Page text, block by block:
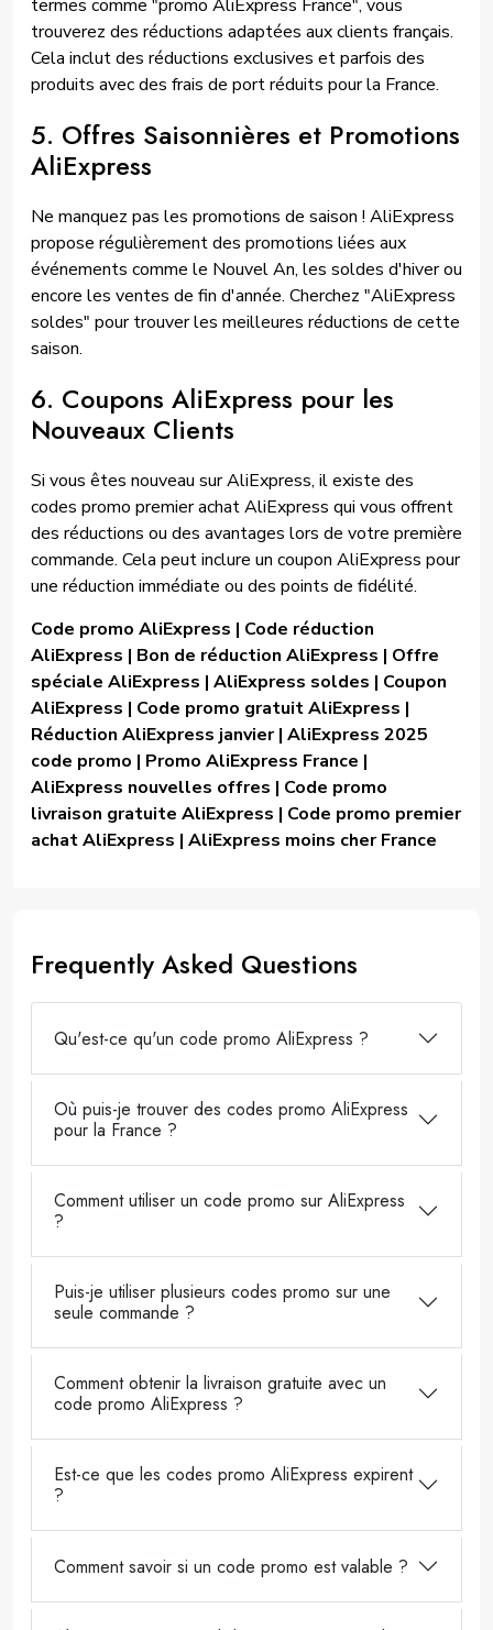
termes comme "promo AliExpress France", vous
trouverez des réductions adaptées aux clients français.
Cela inclut des réductions exclusives et parfois des
produits avec des frais de port réduits pour la France.
5. Offres Saisonnières et Promotions
AliExpress
Ne manquez pas les promotions de saison ! AliExpress
propose régulièrement des promotions liées aux
événements comme le Nouvel An, les soldes d'hiver ou
encore les ventes de fin d'année. Cherchez "AliExpress
soldes" pour trouver les meilleures réductions de cette
saison.
6. Coupons AliExpress pour les
Nouveaux Clients
Si vous êtes nouveau sur AliExpress, il existe des
codes promo premier achat AliExpress qui vous offrent
des réductions ou des avantages lors de votre première
commande. Cela peut inclure un coupon AliExpress pour
une réduction immédiate ou des points de fidélité.
Code promo AliExpress | Code réduction
AliExpress | Bon de réduction AliExpress | Offre
spéciale AliExpress | AliExpress soldes | Coupon
AliExpress | Code promo gratuit AliExpress |
Réduction AliExpress janvier | AliExpress 2025
code promo | Promo AliExpress France |
AliExpress nouvelles offres | Code promo
livraison gratuite AliExpress | Code promo premier
achat AliExpress | AliExpress moins cher France
Frequently Asked Questions
Qu'est-ce qu'un code promo AliExpress ?
Où puis-je trouver des codes promo AliExpress
pour la France ?
Comment utiliser un code promo sur AliExpress
?
Puis-je utiliser plusieurs codes promo sur une
seule commande ?
Comment obtenir la livraison gratuite avec un
code promo AliExpress ?
Est-ce que les codes promo AliExpress expirent
?
Comment savoir si un code promo est valable ?